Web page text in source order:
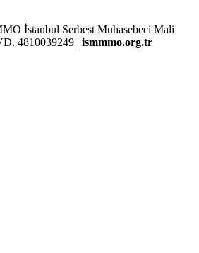
İstanbul Serbest Muhasebeci Mali
4810039249 | ismmmo.org.tr